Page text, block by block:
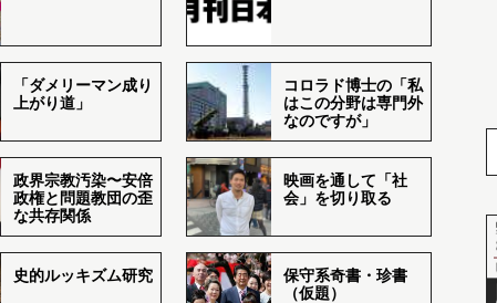
「ダメリーマン成り
上がり道」
コロラド博士の「私
はこの分野は専門外
なのですが」
政界宗教汚染〜安倍
政権と問題教団の歪
な共存関係
映画を通して「社
会」を切り取る
史的ルッキズム研究
保守系奇書・珍書
（仮題）